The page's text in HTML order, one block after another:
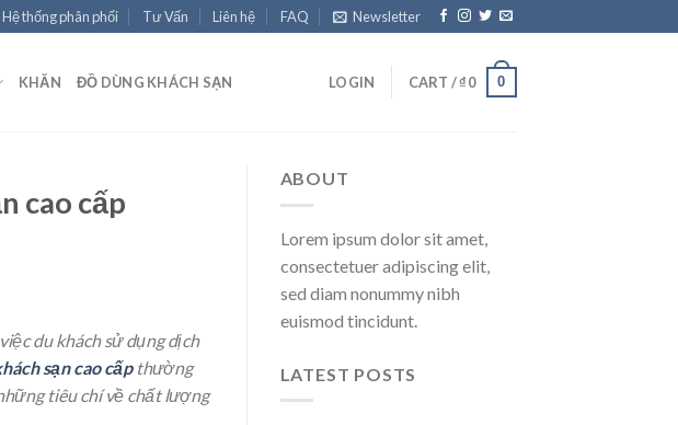
Hệ thống phân phối Tư Vấn Liên hệ FAQ Newsletter
KHĂN ĐỒ DÙNG KHÁCH SẠN LOGIN CART /₫0 0
cao cấp
du khách sử dụng dịch
sạn cao cấpthường
tiêu chí về chất lượng
ABOUT
Lorem ipsum dolor sit amet,
consectetuer adipiscing elit,
sed diam nonummy nibh
euismod tincidunt.
LATEST POSTS